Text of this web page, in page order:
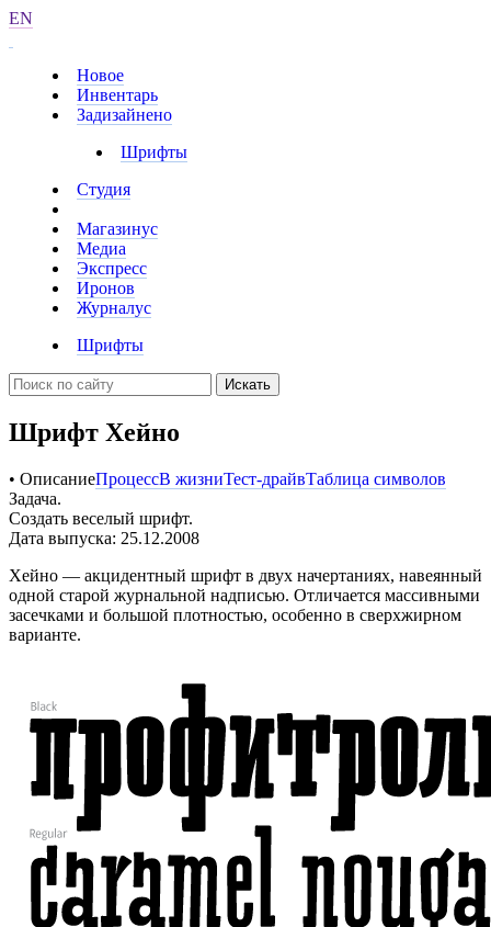
EN
Новое
Инвентарь
Задизайнено
Шрифты
Студия
Магазинус
Медиа
Экспресс
Иронов
Журналус
Шрифты
Искать
Шрифт Хейно
• ОписаниеПроцессВ жизниТест-драйвТаблица символов
Задача.
Создать веселый шрифт.
Дата выпуска: 25.12.2008
Хейно — акцидентный шрифт в двух начертаниях, навеянный
одной старой журнальной надписью. Отличается массивными
засечками и большой плотностью, особенно в сверхжирном
варианте.